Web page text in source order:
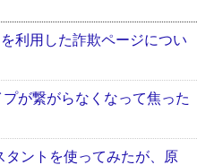
利用した詐欺ページについ
が繋がらなくなって焦った
ントを使ってみたが、原